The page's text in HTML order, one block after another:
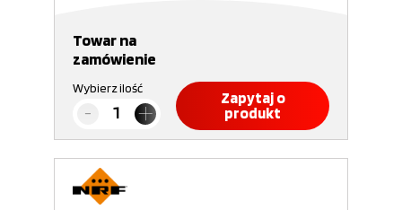
Towar na
zamówienie
Wybierz ilość
Zapytaj o
produkt